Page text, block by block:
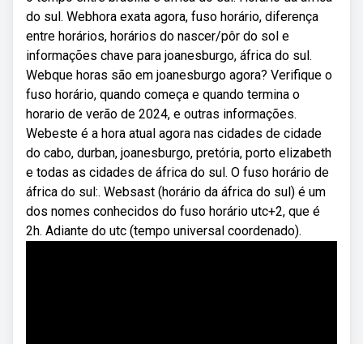
do sul. Webhora exata agora, fuso horário, diferença
entre horários, horários do nascer/pôr do sol e
informações chave para joanesburgo, áfrica do sul.
Webque horas são em joanesburgo agora? Verifique o
fuso horário, quando começa e quando termina o
horario de verão de 2024, e outras informações.
Webeste é a hora atual agora nas cidades de cidade
do cabo, durban, joanesburgo, pretória, porto elizabeth
e todas as cidades de áfrica do sul. O fuso horário de
áfrica do sul:. Websast (horário da áfrica do sul) é um
dos nomes conhecidos do fuso horário utc+2, que é
2h. Adiante do utc (tempo universal coordenado).